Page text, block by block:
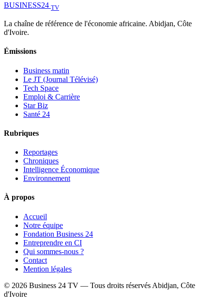
BUSINESS24 TV
La chaîne de référence de l'économie africaine. Abidjan, Côte
d'Ivoire.
Émissions
Business matin
Le JT (Journal Télévisé)
Tech Space
Emploi & Carrière
Star Biz
Santé 24
Rubriques
Reportages
Chroniques
Intelligence Économique
Environnement
À propos
Accueil
Notre équipe
Fondation Business 24
Entreprendre en CI
Qui sommes-nous ?
Contact
Mention légales
© 2026 Business 24 TV — Tous droits réservés Abidjan, Côte
d'Ivoire